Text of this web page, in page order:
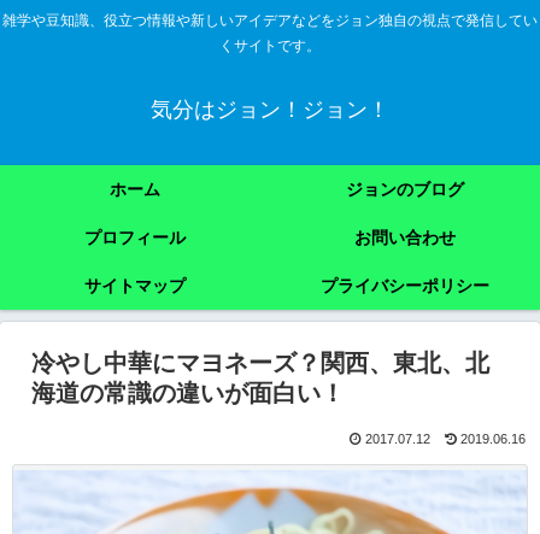
雑学や豆知識、役立つ情報や新しいアイデアなどをジョン独自の視点で発信してい
くサイトです。
気分はジョン！ジョン！
ホーム ジョンのブログ
プロフィール お問い合わせ
サイトマップ プライバシーポリシー
冷やし中華にマヨネーズ？関西、東北、北
海道の常識の違いが面白い！
2017.07.12 2019.06.16